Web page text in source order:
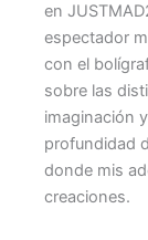
en
espectador
con el
sobre las
imaginación
profundidad
donde mis
creaciones.